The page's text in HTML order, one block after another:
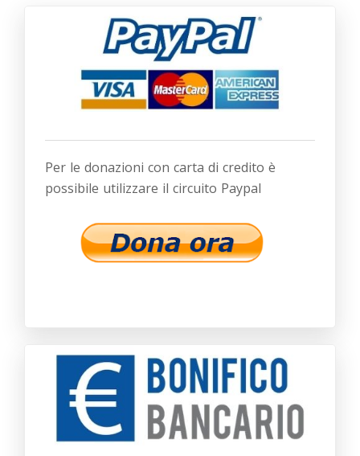
Per le donazioni con carta di credito è
possibile utilizzare il circuito Paypal